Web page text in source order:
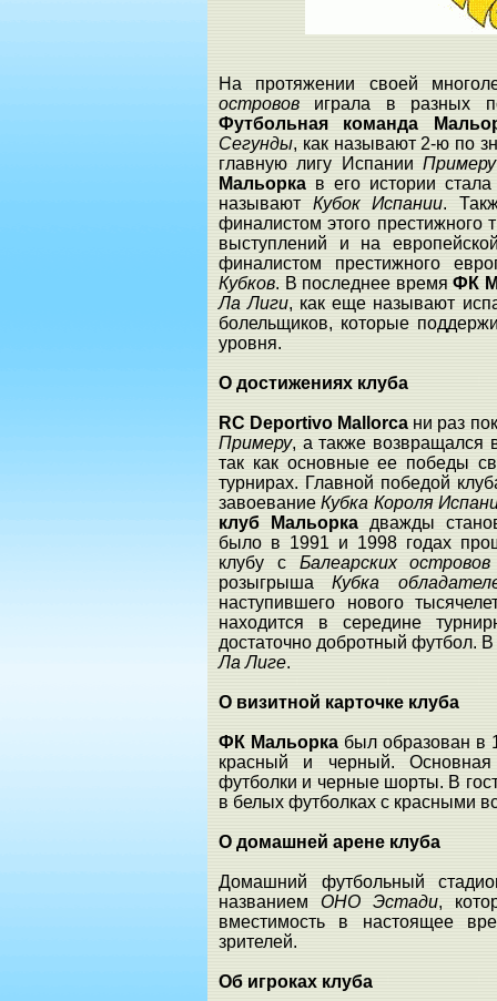
На протяжении своей
островов играла в разных
Футбольная команда
Сегунды, как называют 2-ю по
главную лигу Испании Примеру
Мальорка в его истории
называют Кубок Испании.
финалистом этого престижного
выступлений и на
финалистом престижного
Кубков. В последнее время ФК
Ла Лиги, как еще называют
болельщиков, которые
уровня.
О достижениях клуба
RC Deportivo Mallorca ни раз
Примеру, а также возвращался
так как основные ее победы
турнирах. Главной победой
завоеваниеКубка Короля
клуб Мальорка дважды
было в 1991 и 1998 годах
клубу с Балеарских
розыгрышаКубка
наступившего нового
находится в середине
достаточно добротный футбол.
Ла Лиге.
О визитной карточке клуба
ФК Мальорка был образован в
красный и черный.
футболки и черные шорты. В
в белых футболках с красными
О домашней арене клуба
Домашний футбольный
названиемОНО Эстади,
вместимость в настоящее
зрителей.
Об игроках клуба